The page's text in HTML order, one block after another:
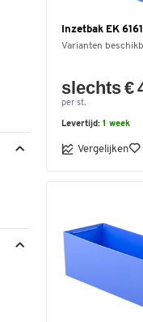
Inzetbak EK
Varianten
slechts €
per st.
Levertijd: 1 week
Vergelijken